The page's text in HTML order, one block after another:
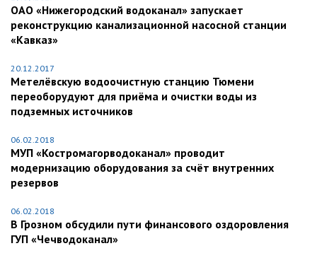
ОАО «Нижегородский водоканал» запускает
реконструкцию канализационной насосной станции
«Кавказ»
20.12.2017
Метелёвскую водоочистную станцию Тюмени
переоборудуют для приёма и очистки воды из
подземных источников
06.02.2018
МУП «Костромагорводоканал» проводит
модернизацию оборудования за счёт внутренних
резервов
06.02.2018
В Грозном обсудили пути финансового оздоровления
ГУП «Чечводоканал»